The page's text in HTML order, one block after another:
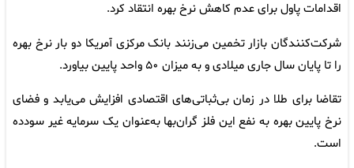
اقدامات پاول برای عدم کاهش نرخ بهره انتقاد کرد.
شرکت‌کنندگان بازار تخمین می‌زنند بانک مرکزی آمریکا دو بار نرخ بهره
را تا پایان سال جاری میلادی و به میزان ۵۰ واحد پایین بیاورد.
تقاضا برای طلا در زمان بی‌ثباتی‌های اقتصادی افزایش می‌یابد و فضای
نرخ پایین بهره به نفع این فلز گران‌بها به‌عنوان یک سرمایه غیر سودده
است.